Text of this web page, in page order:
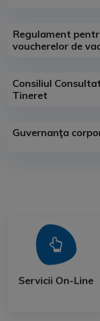
Regulament
voucherelor de
Consiliul
Tineret
Guvernanţa
Servicii On-Line
Servicii On-Line
Mai Mult